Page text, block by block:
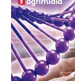
R$ 147,74
cx
Ovo Vermelho
Recife (PE)
R$ 157,72
cx